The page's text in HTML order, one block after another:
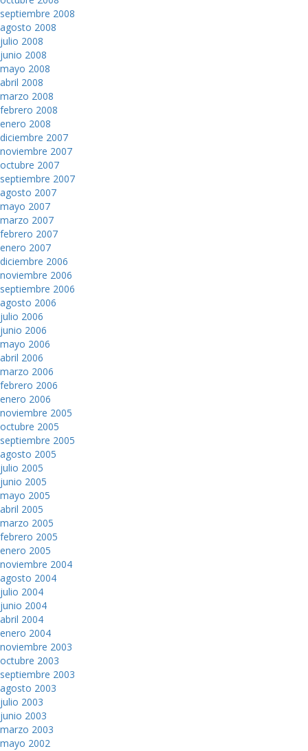
septiembre 2008
agosto 2008
julio 2008
junio 2008
mayo 2008
abril 2008
marzo 2008
febrero 2008
enero 2008
diciembre 2007
noviembre 2007
octubre 2007
septiembre 2007
agosto 2007
mayo 2007
marzo 2007
febrero 2007
enero 2007
diciembre 2006
noviembre 2006
septiembre 2006
agosto 2006
julio 2006
junio 2006
mayo 2006
abril 2006
marzo 2006
febrero 2006
enero 2006
noviembre 2005
octubre 2005
septiembre 2005
agosto 2005
julio 2005
junio 2005
mayo 2005
abril 2005
marzo 2005
febrero 2005
enero 2005
noviembre 2004
agosto 2004
julio 2004
junio 2004
abril 2004
enero 2004
noviembre 2003
octubre 2003
septiembre 2003
agosto 2003
julio 2003
junio 2003
marzo 2003
mayo 2002